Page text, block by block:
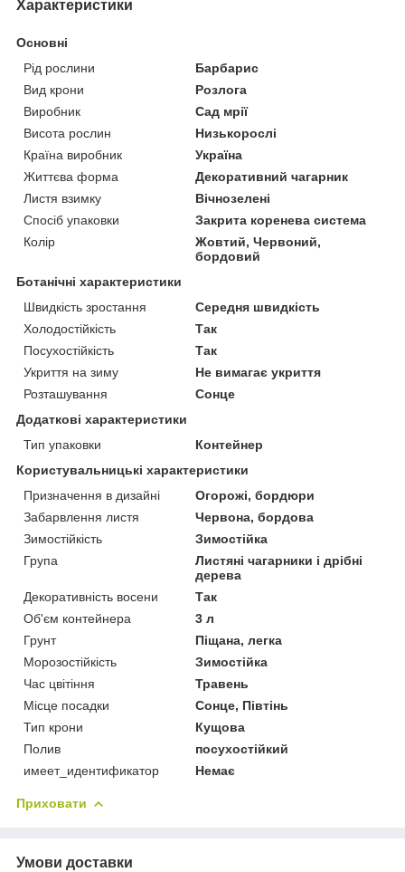
Характеристики
Основні
Рід рослини
Барбарис
Вид крони
Розлога
Виробник
Сад мрії
Висота рослин
Низькорослі
Країна виробник
Україна
Життєва форма
Декоративний чагарник
Листя взимку
Вічнозелені
Спосіб упаковки
Закрита коренева система
Колір
Жовтий, Червоний,
бордовий
Ботанічні характеристики
Швидкість зростання
Середня швидкість
Холодостійкість
Так
Посухостійкість
Так
Укриття на зиму
Не вимагає укриття
Розташування
Сонце
Додаткові характеристики
Тип упаковки
Контейнер
Користувальницькі характеристики
Призначення в дизайні
Огорожі, бордюри
Забарвлення листя
Червона, бордова
Зимостійкість
Зимостійка
Група
Листяні чагарники і дрібні
дерева
Декоративність восени
Так
Об'єм контейнера
3 л
Грунт
Піщана, легка
Морозостійкість
Зимостійка
Час цвітіння
Травень
Місце посадки
Сонце, Півтінь
Тип крони
Кущова
Полив
посухостійкий
имеет_идентификатор
Немає
Приховати
Умови доставки